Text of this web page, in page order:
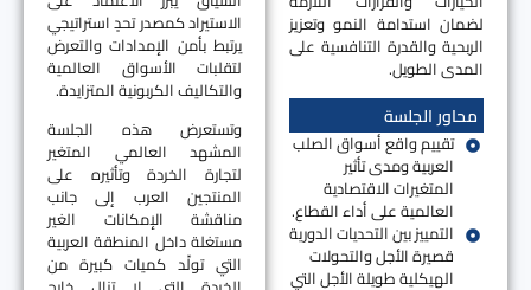
لضمان استدامة النمو وتعزيز
الربحية والقدرة التنافسية على
المدى الطويل.
محاور الجلسة
تقييم واقع أسواق الصلب
العربية ومدى تأثير
المتغيرات الاقتصادية
العالمية على أداء القطاع.
التمييز بين التحديات الدورية
قصيرة الأجل والتحولات
الهيكلية طويلة الأجل التي
الاستيراد كمصدر تحدٍ استراتيجي
يرتبط بأمن الإمدادات والتعرض
لتقلبات الأسواق العالمية
والتكاليف الكربونية المتزايدة.
وتستعرض هذه الجلسة
المشهد العالمي المتغير
لتجارة الخردة وتأثيره على
المنتجين العرب إلى جانب
مناقشة الإمكانات الغير
مستغلة داخل المنطقة العربية
التي تولّد كميات كبيرة من